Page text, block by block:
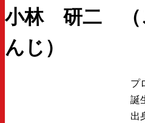
小林 研二 （
んじ）
プ
誕
出